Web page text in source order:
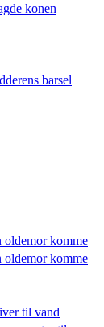
konen
barsel
komme
komme
til vand